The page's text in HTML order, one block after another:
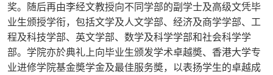
奖。随后再由李经文教授向不同学部的副学士及高级文凭毕
业生颁授学衔，包括文学及人文学部、经济及商学学部、工
程及科技学部、英文学部、数学及科学学部和社会科学学
部。学院亦於典礼上向毕业生颁发学术卓越奬、香港大学专
业进修学院基金奬学金及最佳服务奬，以表扬学生的卓越成